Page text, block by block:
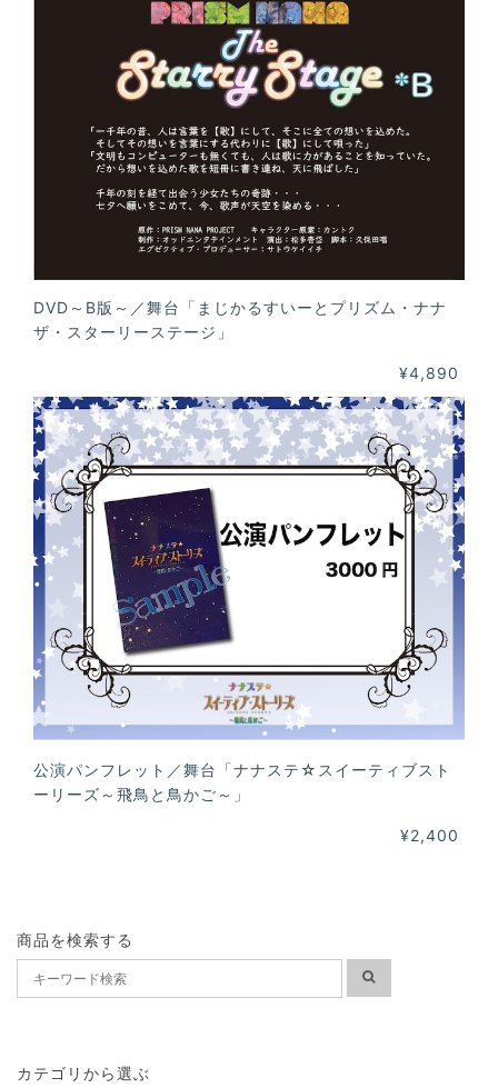
DVD～B版～／舞台「まじかるすいーとプリズム・ナナ
ザ・スターリーステージ」
¥4,890
公演パンフレット／舞台「ナナステ☆スイーティブスト
ーリーズ～飛鳥と鳥かご～」
¥2,400
商品を検索する
カテゴリから選ぶ